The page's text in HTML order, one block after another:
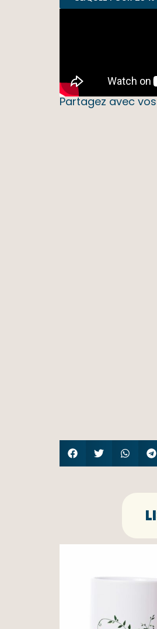
Partagez avec